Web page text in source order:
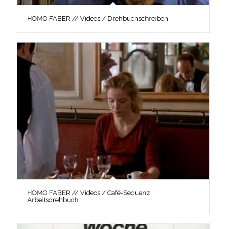
HOMO FABER // Videos / Drehbuchschreiben
HOMO FABER // Videos / Café-Sequenz
Arbeitsdrehbuch